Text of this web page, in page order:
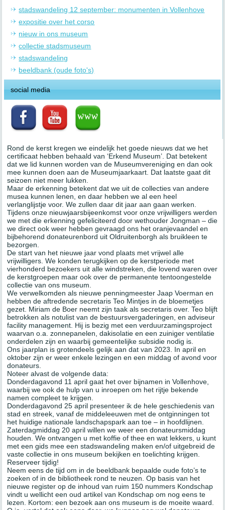
stadswandeling 12 september: monumenten in Vollenhove
expositie over het corso
nieuw in ons museum
collectie stadsmuseum
stadswandeling
beeldbank (oude foto's)
social media
Rond de kerst kregen we eindelijk het goede nieuws dat we het
certificaat hebben behaald van ‘Erkend Museum’. Dat betekent
dat we lid kunnen worden van de Museumvereniging en dan ook
mee kunnen doen aan de Museumjaarkaart. Dat laatste gaat dit
seizoen niet meer lukken.
Maar de erkenning betekent dat we uit de collecties van andere
musea kunnen lenen, en daar hebben we al een heel
verlanglijstje voor. We zullen daar dit jaar aan gaan werken.
Tijdens onze nieuwjaarsbijeenkomst voor onze vrijwilligers werden
we met die erkenning gefeliciteerd door wethouder Jongman – die
we direct ook weer hebben gevraagd ons het oranjevaandel en
bijbehorend donateurenbord uit Oldruitenborgh als bruikleen te
bezorgen.
De start van het nieuwe jaar vond plaats met vrijwel alle
vrijwilligers. We konden terugkijken op de kerstperiode met
vierhonderd bezoekers uit alle windstreken, die lovend waren over
de kerstgroepen maar ook over de permanente tentoongestelde
collectie van ons museum.
We verwelkomden als nieuwe penningmeester Jaap Voerman en
hebben de aftredende secretaris Teo Mintjes in de bloemetjes
gezet. Miriam de Boer neemt zijn taak als secretaris over. Teo blijft
betrokken als notulist van de bestuursvergaderingen, en adviseur
facility management. Hij is bezig met een verduurzamingsproject
waarvan o.a. zonnepanelen, dakisolatie en een zuiniger ventilatie
onderdelen zijn en waarbij gemeentelijke subsidie nodig is.
Ons jaarplan is grotendeels gelijk aan dat van 2023. In april en
oktober zijn er weer enkele lezingen en een middag of avond voor
donateurs.
Noteer alvast de volgende data:
Donderdagavond 11 april gaat het over bijnamen in Vollenhove,
waarbij we ook de hulp van u inroepen om het rijtje bekende
namen compleet te krijgen.
Donderdagavond 25 april presenteer ik de hele geschiedenis van
stad en streek, vanaf de middeleeuwen met de ontginningen tot
het huidige nationale landschapspark aan toe – in hoofdlijnen.
Zaterdagmiddag 20 april willen we weer een donateursmiddag
houden. We ontvangen u met koffie of thee en wat lekkers, u kunt
met een gids mee een stadswandeling maken en/of uitgebreid de
vaste collectie in ons museum bekijken en toelichting krijgen.
Reserveer tijdig!
Neem eens de tijd om in de beeldbank bepaalde oude foto’s te
zoeken of in de bibliotheek rond te neuzen. Op basis van het
nieuwe register op de inhoud van ruim 150 nummers Kondschap
vindt u wellicht een oud artikel van Kondschap om nog eens te
lezen. Kortom: een bezoek aan ons museum is de moeite waard.